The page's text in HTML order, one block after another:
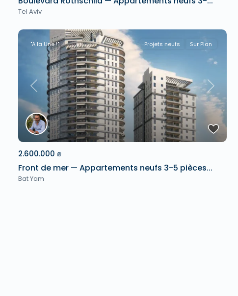
Tel Aviv
Previous Next
"A la Une !" Projets neufs Sur Plan
2.600.000 ₪
Front de mer — Appartements neufs 3-5 pièces...
Bat Yam